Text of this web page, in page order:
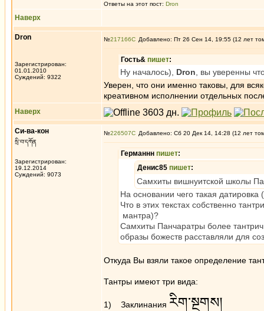
Ответы на этот пост: Dron
Наверх
Dron
Зарегистрирован:
01.01.2010
Суждений: 9322
№217166 Добавлено: Пт 26 Сен 14, 19:55 (12 лет
Гость& пишет:
Ну началось), Dron , вы уверенны
Уверен, что они именно таковы, для
креативном исполнении отдельных
Наверх
Си-ва-кон
སྲི་བ་དཀོན
Зарегистрирован:
19.12.2014
Суждений: 9073
№226507 Добавлено: Сб 20 Дек 14, 14:28 (12 лет
Германнн пишет:
Денис85 пишет:
Самхиты вишнуитской школы
На основании чего такая датировка
Что в этих текстах собственно
мантра)?
Самхиты Панчаратры более
образы божеств расставляли для
Откуда Вы взяли такое определение
Тантры имеют три вида:
1) Заклинания རིག་སྔགས།